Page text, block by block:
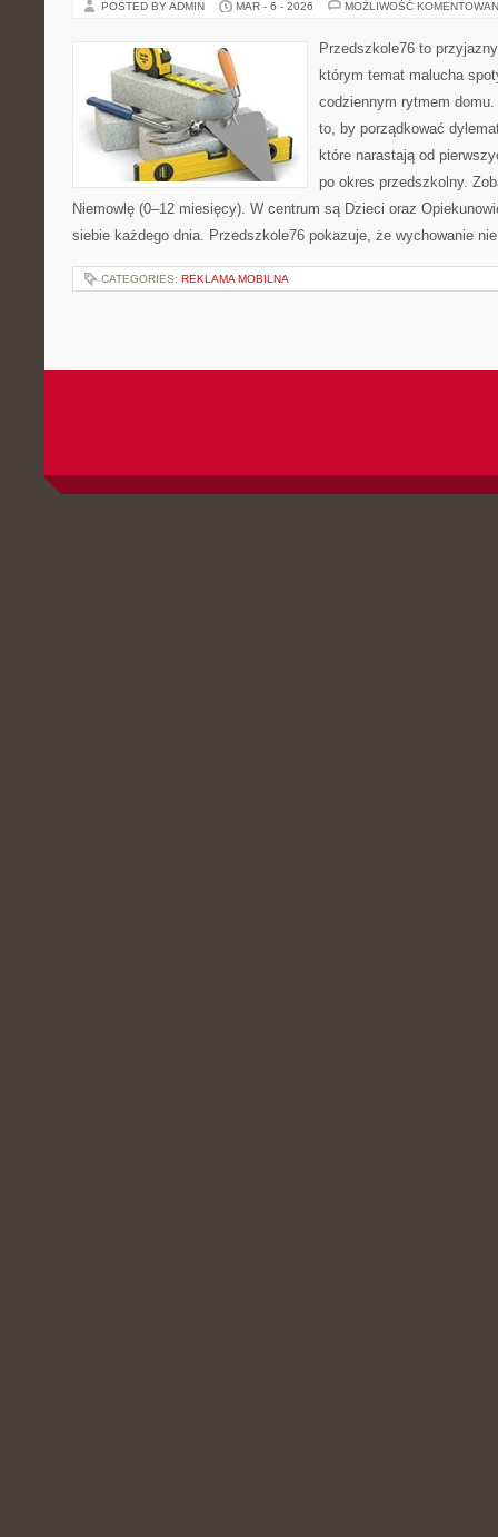
POSTED BY ADMIN MAR - 6 - 2026 MOŻLIWOŚĆ
Przedszkole76 to
którym temat malucha
codziennym rytmem
to, by porządkować
które narastają od
po okres przedszkolny.
Niemowlę (0–12 miesięcy). W centrum są Dzieci oraz
siebie każdego dnia. Przedszkole76 pokazuje, że wychowanie
CATEGORIES: REKLAMA MOBILNA